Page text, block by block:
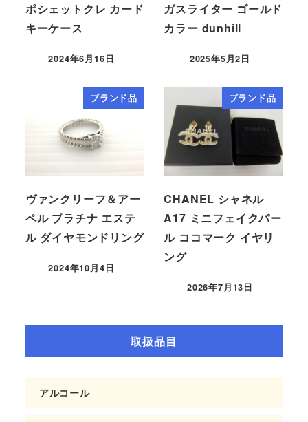
ポシェットクレ カード
キーケース
2024年6月16日
ガスライター ゴールド
カラー dunhill
2025年5月2日
ブランド品
ヴァンクリーフ＆アー
ペル プラチナ エステ
ル ダイヤモンドリング
2024年10月4日
ブランド品
CHANEL シャネル
A17 ミニフェイクパー
ル ココマーク イヤリ
ング
2026年7月13日
取扱品目
アルコール